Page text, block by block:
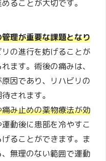
ることが大切です。
理が重要な課題となり
の進行を妨げることが
ます。術後の痛みは、
因であり、リハビリの
されます。
み止めの薬物療法が効
動後に患部を冷やすこ
ることができます。ま
無理のない範囲で運動